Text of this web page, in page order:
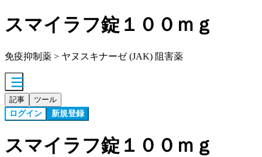
スマイラフ錠１００ｍｇ
免疫抑制薬 > ヤヌスキナーゼ (JAK) 阻害薬
記事 ツール
ログイン 新規登録
スマイラフ錠１００ｍｇ